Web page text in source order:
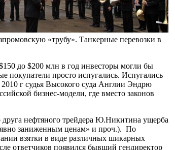
«трубу». Танкерные перевозки в
до $200 млн в год инвесторы могли бы
покупатели просто испугались. Испугались
г судья Высокого суда Англии Эндрю
бизнес-модели, где вместо законов
друга нефтяного трейдера Ю.Никитина ущерба
явно заниженным ценам» и проч.). По
взятки в виде различных шикарных
ответчиков появился бывший гендиректор